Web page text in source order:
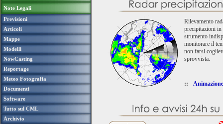
Note Legali
Previsioni
Articoli
Mappe
Modelli
NowCasting
Reportage
Meteo Fotografia
Documenti
Software
Tutto sul CML
Archivio
Rilevamento
precipitazioni in
strumento
monitorare il
non farsi
sprovvista.
::